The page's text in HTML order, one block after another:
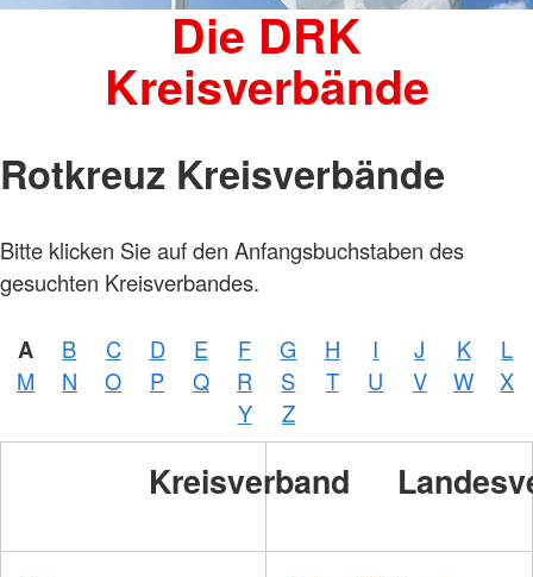
Die DRK
Kreisverbände
Rotkreuz Kreisverbände
Bitte klicken Sie auf den Anfangsbuchstaben des
gesuchten Kreisverbandes.
A B C D E F G H I J K
L
M
N O P Q R S T U V W
X
Y
Z
Kreisverband